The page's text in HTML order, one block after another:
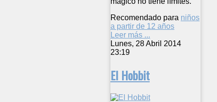
Recomendado para niños
a partir de 12 años
Leer más ...
Lunes, 28 Abril 2014
23:19
El Hobbit